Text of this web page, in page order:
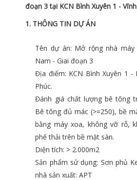
đoạn 3 tại KCN Bình Xuyên 1 -
1. THÔNG TIN DỰ ÁN
Tên dự án: Mở rộng nhà máy
Nam - Giai đoạn 3
Địa điểm: KCN Bình Xuyên 1 -
Phúc.
Đánh giá chất lượng bê tông
Bê tông đủ mác (>=250), bề
bằng máy xoa, không vỡ rỗ,
phế thải trên bề mặt sàn.
Diện tích: > 2.000m2
Sản phẩm sử dụng: Sơn phủ
nhà sản xuất: APT